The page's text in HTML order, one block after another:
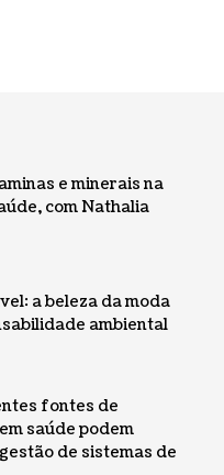
e minerais na
com Nathalia
a beleza da moda
ambiental
fontes de
saúde podem
de sistemas de